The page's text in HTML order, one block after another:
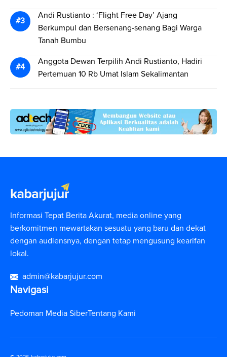
Andi Rustianto : ‘Flight Free Day’ Ajang
Berkumpul dan Bersenang-senang Bagi Warga
Tanah Bumbu
Anggota Dewan Terpilih Andi Rustianto, Hadiri
Pertemuan 10 Rb Umat Islam Sekalimantan
Informasi Tepat Berita Akurat, media online yang
berkomitmen mewartakan sesuatu yang baru dan dekat
dengan audiensnya, dengan tetap mengusung kearifan
lokal.
admin@kabarjujur.com
Navigasi
Pedoman Media SiberTentang Kami